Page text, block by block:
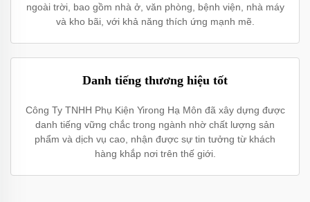
ngoài trời, bao gồm nhà ở, văn phòng, bệnh viện, nhà máy
và kho bãi, với khả năng thích ứng mạnh mẽ.
Danh tiếng thương hiệu tốt
Công Ty TNHH Phụ Kiện Yirong Hạ Môn đã xây dựng được
danh tiếng vững chắc trong ngành nhờ chất lượng sản
phẩm và dịch vụ cao, nhận được sự tin tưởng từ khách
hàng khắp nơi trên thế giới.